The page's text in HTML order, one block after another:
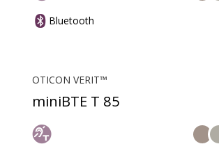
Bluetooth
OTICON VERIT™
miniBTE T 85